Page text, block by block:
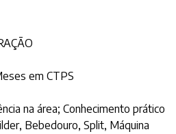
em CTPS
na área; Conhecimento prático
Bebedouro, Split, Máquina